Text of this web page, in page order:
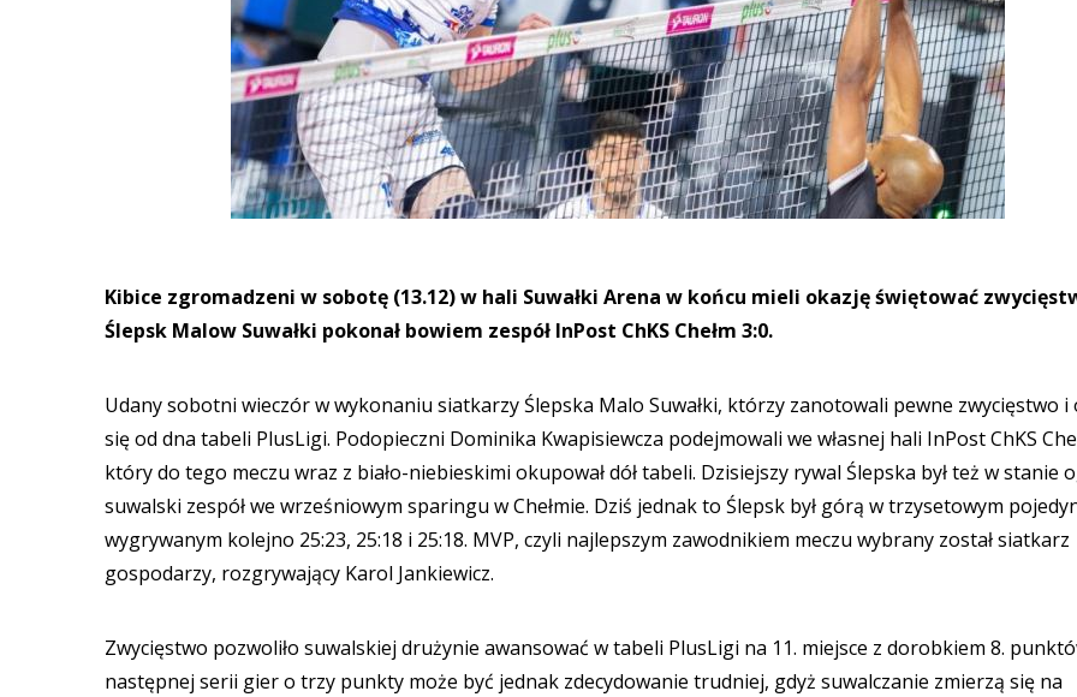
Kibice zgromadzeni w sobotę (13.12) w hali Suwałki Arena w końcu mieli okazję świętować
Ślepsk Malow Suwałki pokonał bowiem zespół InPost ChKS Chełm 3:0.
Udany sobotni wieczór w wykonaniu siatkarzy Ślepska Malo Suwałki, którzy zanotowali pewne zwycięstwo i
się od dna tabeli PlusLigi. Podopieczni Dominika Kwapisiewcza podejmowali we własnej hali InPost ChKS
który do tego meczu wraz z biało-niebieskimi okupował dół tabeli. Dzisiejszy rywal Ślepska był też w stanie
suwalski zespół we wrześniowym sparingu w Chełmie. Dziś jednak to Ślepsk był górą w trzysetowym
wygrywanym kolejno 25:23, 25:18 i 25:18. MVP, czyli najlepszym zawodnikiem meczu wybrany został siatkarz
gospodarzy, rozgrywający Karol Jankiewicz.
Zwycięstwo pozwoliło suwalskiej drużynie awansować w tabeli PlusLigi na 11. miejsce z dorobkiem 8.
następnej serii gier o trzy punkty może być jednak zdecydowanie trudniej, gdyż suwalczanie zmierzą się na